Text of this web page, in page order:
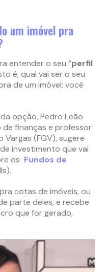
um imóvel pra
entender o seu “perfil
é, qual vai ser o seu
de um imóvel: você
opção, Pedro Leão
de finanças e professor
Vargas (FGV), sugere
investimento que vai
os Fundos de
cotas de imóveis, ou
parte deles, e recebe
que for gerado,